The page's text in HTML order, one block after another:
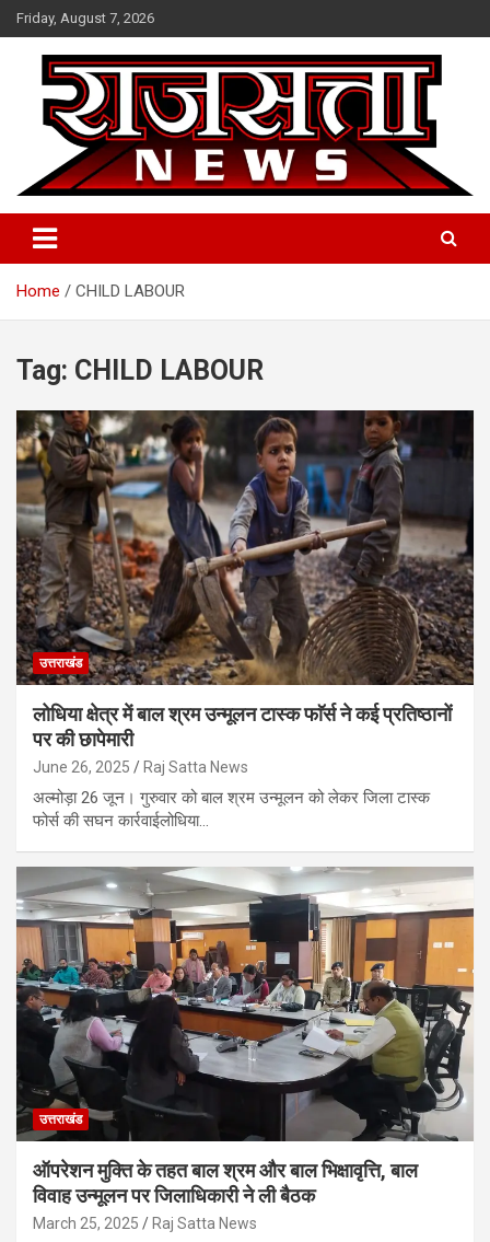
Skip
to
content
Friday, August 7, 2026
Raj Satta News
Home CHILD LABOUR
Tag: CHILD LABOUR
उत्तराखंड
लोधिया क्षेत्र में बाल श्रम उन्मूलन टास्क फाॅर्स ने कई प्रतिष्ठानों
पर की छापेमारी
June 26, 2025 Raj Satta News
अल्मोड़ा 26 जून। गुरुवार को बाल श्रम उन्मूलन को लेकर जिला टास्क
फोर्स की सघन कार्रवाई लोधिया…
उत्तराखंड
ऑपरेशन मुक्ति के तहत बाल श्रम और बाल भिक्षावृत्ति, बाल
विवाह उन्मूलन पर जिलाधिकारी ने ली बैठक
March 25, 2025 Raj Satta News